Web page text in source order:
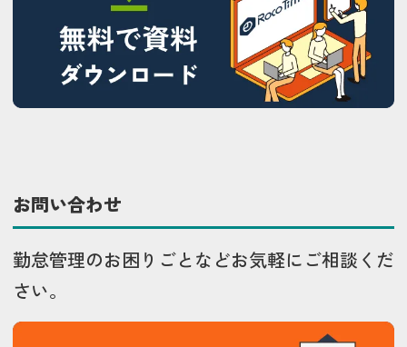
お問い合わせ
勤怠管理のお困りごとなどお気軽にご相談くだ
さい。